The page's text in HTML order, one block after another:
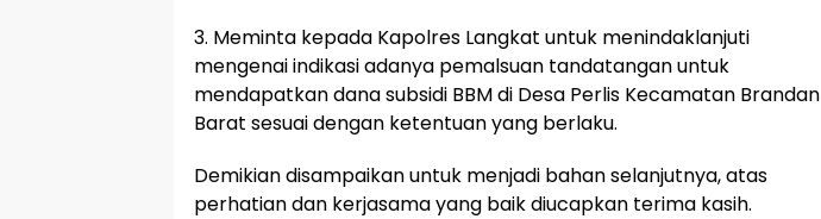
3. Meminta kepada Kapolres Langkat untuk menindaklanjuti
mengenai indikasi adanya pemalsuan tandatangan untuk
mendapatkan dana subsidi BBM di Desa Perlis Kecamatan Brandan
Barat sesuai dengan ketentuan yang berlaku.
Demikian disampaikan untuk menjadi bahan selanjutnya, atas
perhatian dan kerjasama yang baik diucapkan terima kasih.